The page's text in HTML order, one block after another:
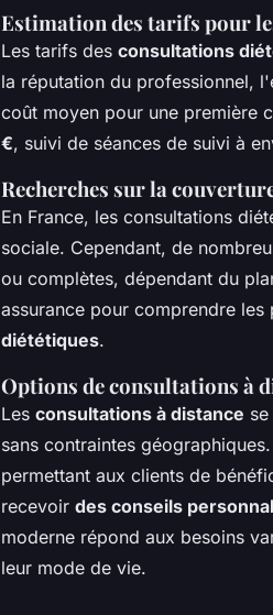
Estimation des tarifs pour
Les tarifs des consultations
la réputation du professionnel,
coût moyen pour une première
€, suivi de séances de suivi à
Recherches sur la
En France, les consultations
sociale. Cependant, de
ou complètes, dépendant du
assurance pour comprendre les
diététiques.
Options de consultations à
Les consultations à distance
sans contraintes
permettant aux clients de
recevoir des conseils
moderne répond aux besoins
leur mode de vie.